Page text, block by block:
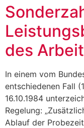
des
In einem vom
entschiedenen Fall
16.10.1984
Regelung:
Ablauf der